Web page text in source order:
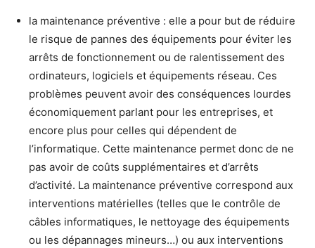
la maintenance préventive : elle a pour but de réduire
le risque de pannes des équipements pour éviter les
arrêts de fonctionnement ou de ralentissement des
ordinateurs, logiciels et équipements réseau. Ces
problèmes peuvent avoir des conséquences lourdes
économiquement parlant pour les entreprises, et
encore plus pour celles qui dépendent de
l’informatique. Cette maintenance permet donc de ne
pas avoir de coûts supplémentaires et d’arrêts
d’activité. La maintenance préventive correspond aux
interventions matérielles (telles que le contrôle de
câbles informatiques, le nettoyage des équipements
ou les dépannages mineurs…) ou aux interventions